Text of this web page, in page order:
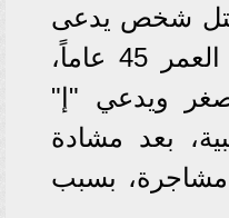
مقتل شخص يدعى
"م.ع.ش" ويبلغ من العمر 45 عاماً،
ويدعي "إ"
بعد مشادة
بسبب